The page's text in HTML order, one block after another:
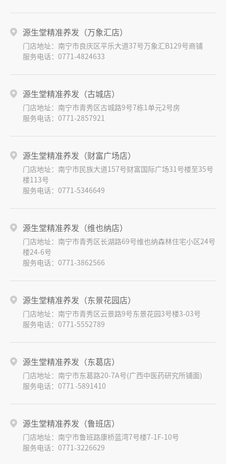
源生堂精准养发（万象汇店）
门店地址：南宁市良庆区平乐大道37号万象汇B129号商铺
服务电话：0771-4824633
源生堂精准养发（古城店）
门店地址：南宁市青秀区古城路9号7栋1单元2号房
服务电话：0771-2857921
源生堂精准养发（财富广场店）
门店地址：南宁市民族大道157号财富国际广场31号楼至35号
楼113号
服务电话：0771-5346649
源生堂精准养发（维也纳店）
门店地址：南宁市青秀区长湖路69号维也纳森林住宅小区24号
楼24-6号
服务电话：0771-3862566
源生堂精准养发（东景花园店）
门店地址：南宁市青秀区云景路9号东景花园3号楼3-03号
服务电话：0771-5552789
源生堂精准养发（东葛店）
门店地址：南宁市东葛路20-7A号(广西中医药研究所铺面)
服务电话：0771 -5891410
源生堂精准养发（鲁班店）
门店地址：南宁市鲁班路康桥蓝湾7号楼7-1F-10号
服务电话：0771-3226629